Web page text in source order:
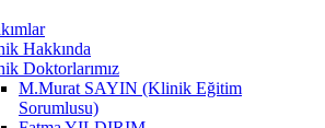
Hakkında
Doktorlarımız
M.Murat SAYIN (Klinik Eğitim
Sorumlusu)